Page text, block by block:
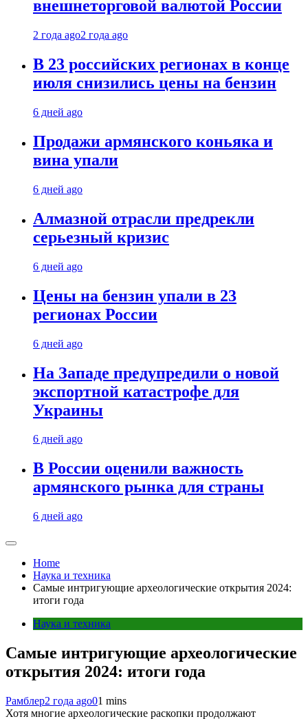
внешнеторговой валютой России
2 года ago2 года ago
В 23 российских регионах в конце
июля снизились цены на бензин
6 дней ago
Продажи армянского коньяка и
вина упали
6 дней ago
Алмазной отрасли предрекли
серьезный кризис
6 дней ago
Цены на бензин упали в 23
регионах России
6 дней ago
На Западе предупредили о новой
экспортной катастрофе для
Украины
6 дней ago
В России оценили важность
армянского рынка для страны
6 дней ago
Home
Наука и техника
Самые интригующие археологические открытия 2024:
итоги года
Наука и техника
Самые интригующие археологические
открытия 2024: итоги года
Рамблер2 года ago01 mins
Хотя многие археологические раскопки продолжают